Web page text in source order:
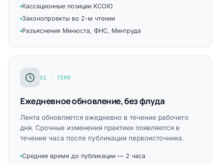
Кассационные позиции КСОЮ
Законопроекты во 2-м чтении
Разъяснения Минюста, ФНС, Минтруда
02 · ТЕМП
Ежедневное обновление, без флуда
Лента обновляется ежедневно в течение рабочего
дня. Срочные изменения практики появляются в
течение часа после публикации первоисточника.
Среднее время до публикации — 2 часа